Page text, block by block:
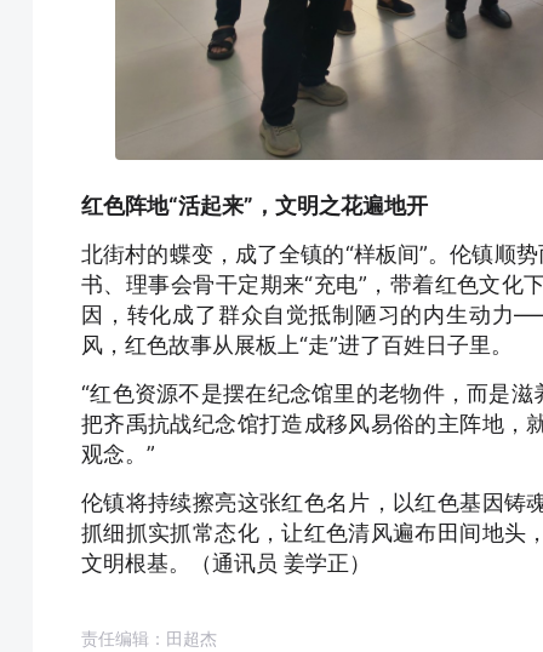
红色阵地“活起来”，文明之花遍地开
北街村的蝶变，成了全镇的“样板间”。伦镇顺
书、理事会骨干定期来“充电”，带着红色文化
因，转化成了群众自觉抵制陋习的内生动力
风，红色故事从展板上“走”进了百姓日子里。
“红色资源不是摆在纪念馆里的老物件，而是
把齐禹抗战纪念馆打造成移风易俗的主阵地，
观念。”
伦镇将持续擦亮这张红色名片，以红色基因铸
抓细抓实抓常态化，让红色清风遍布田间地头
文明根基。（通讯员 姜学正）
责任编辑：田超杰